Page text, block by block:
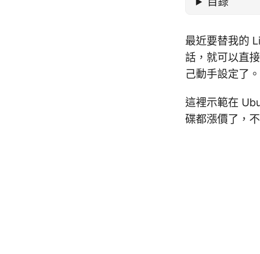
最近要替我的
話，就可以直
己動手設定了。
這裡示範在
碟都漲價了，